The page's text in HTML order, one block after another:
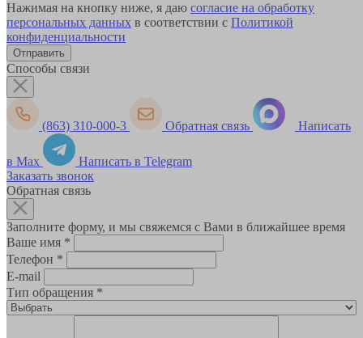
Нажимая на кнопку ниже, я даю согласие на обработку
персональных данных в соответствии с Политикой
конфиденциальности
Способы связи
(863) 310-000-3 Обратная связь Написать
в Max
Написать в Telegram
Заказать звонок
Обратная связь
Заполните форму, и мы свяжемся с Вами в ближайшее время
Ваше имя *
Телефон *
E-mail
Тип обращения *